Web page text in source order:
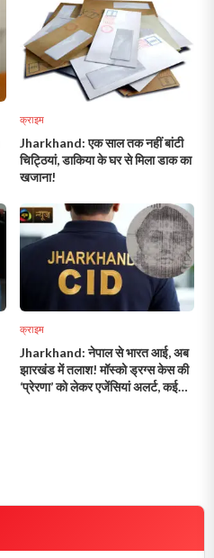
क्राइम
Jharkhand: एक साल तक नहीं बांटी
चिट्ठियां, डाकिया के घर से मिला डाक का
खजाना!
क्राइम
Jharkhand: नेपाल से भारत आई, अब
झारखंड में तलाश! मॉस्को ड्रग्स केस की
‘प्रेरणा’ को लेकर एजेंसियां अलर्ट, कई